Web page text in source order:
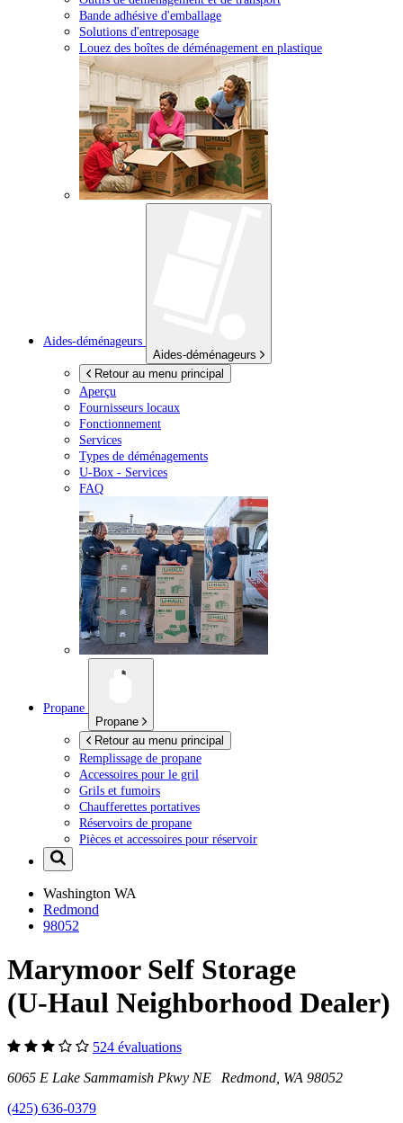
Bande adhésive d'emballage
Solutions d'entreposage
Louez des boîtes de déménagement en plastique
Aides-déménageurs
Aides-déménageurs
Retour au menu principal
Aperçu
Fournisseurs locaux
Fonctionnement
Services
Types de déménagements
U-Box - Services
FAQ
Propane
Propane
Retour au menu principal
Remplissage de propane
Accessoires pour le gril
Grils et fumoirs
Chaufferettes portatives
Réservoirs de propane
Pièces et accessoires pour réservoir
Washington WA
Redmond
98052
Marymoor Self Storage
(U-Haul Neighborhood Dealer)
524 évaluations
6065 E Lake Sammamish Pkwy NE Redmond, WA 98052
(425) 636-0379